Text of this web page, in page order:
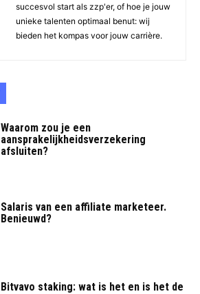
succesvol start als zzp'er, of hoe je jouw
unieke talenten optimaal benut: wij
bieden het kompas voor jouw carrière.
Waarom zou je een
aansprakelijkheidsverzekering
afsluiten?
Salaris van een affiliate marketeer.
Benieuwd?
Bitvavo staking: wat is het en is het de